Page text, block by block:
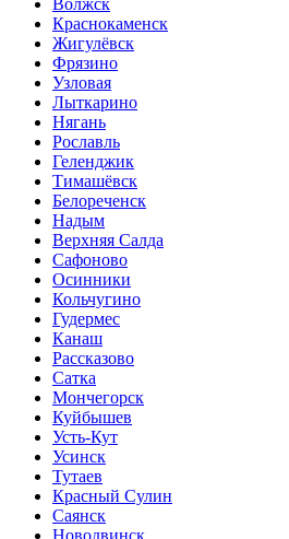
Краснокаменск
Жигулёвск
Фрязино
Узловая
Лыткарино
Нягань
Рославль
Геленджик
Тимашёвск
Белореченск
Надым
Верхняя Салда
Сафоново
Осинники
Кольчугино
Гудермес
Канаш
Рассказово
Сатка
Мончегорск
Куйбышев
Усть-Кут
Усинск
Тутаев
Красный Сулин
Саянск
Новодвинск